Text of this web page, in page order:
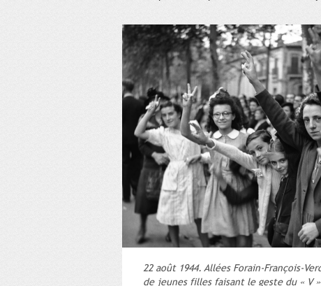
22 août 1944. Allées Forain-François-
de jeunes filles faisant le geste du « V